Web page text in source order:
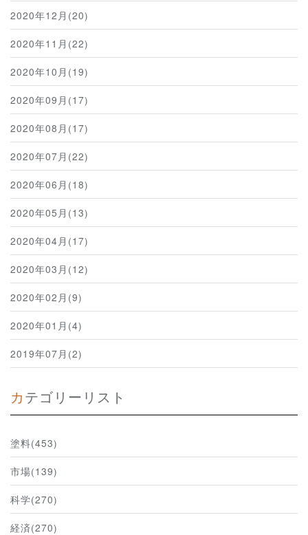
2020年12月(20)
2020年11月(22)
2020年10月(19)
2020年09月(17)
2020年08月(17)
2020年07月(22)
2020年06月(18)
2020年05月(13)
2020年04月(17)
2020年03月(12)
2020年02月(9)
2020年01月(4)
2019年07月(2)
カテゴリーリスト
塗料(453)
市場(139)
科学(270)
経済(270)